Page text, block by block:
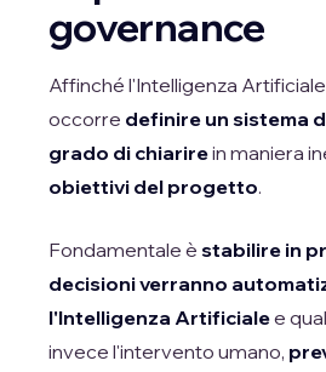
governance
Affinché l'Intelligenza
occorre definire un sistema
grado di chiarirein maniera
obiettivi del progetto.
Fondamentale è stabilire in
decisioni verranno
l'Intelligenza Artificialee
invece l'intervento umano,